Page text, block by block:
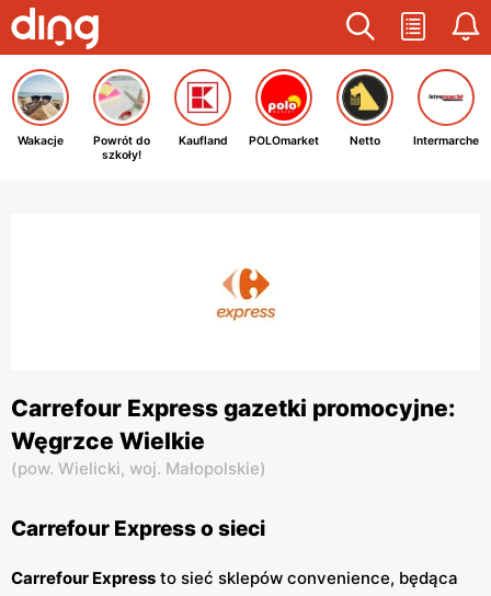
Wakacje
Powrót do
szkoły!
Kaufland POLOmarket Netto Intermarche
Carrefour Express gazetki promocyjne:
Węgrzce Wielkie
(pow. Wielicki, woj. Małopolskie)
Carrefour Express o sieci
Carrefour Express to sieć sklepów convenience, będąca